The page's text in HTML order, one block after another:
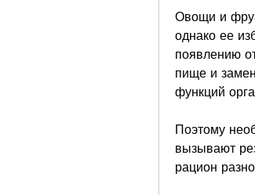
Овощи и
однако ее
появлению
пище и
функций
Поэтому
вызывают
рацион